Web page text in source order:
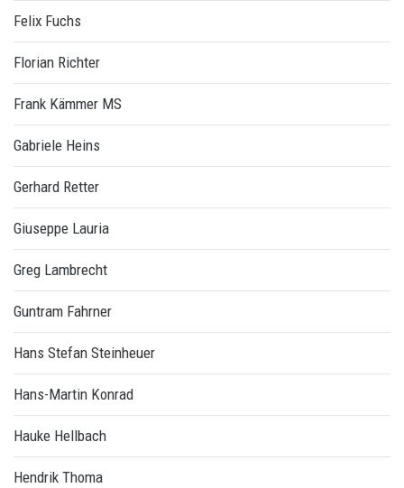
Felix Fuchs
Florian Richter
Frank Kämmer MS
Gabriele Heins
Gerhard Retter
Giuseppe Lauria
Greg Lambrecht
Guntram Fahrner
Hans Stefan Steinheuer
Hans-Martin Konrad
Hauke Hellbach
Hendrik Thoma